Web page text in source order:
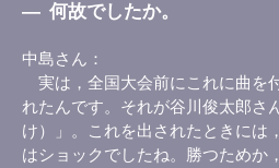
― 何故でしたか。
中島さん
実は，全国大会前にこれに曲を
れたんです。それが谷川俊太郎さ
け）」。これを出されたときには
はショックでしたね。勝つためか